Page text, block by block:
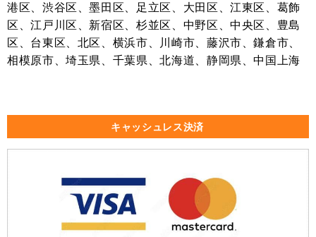
港区、渋谷区、墨田区、足立区、大田区、江東区、葛飾
区、江戸川区、新宿区、杉並区、中野区、中央区、豊島
区、台東区、北区、横浜市、川崎市、藤沢市、鎌倉市、
相模原市、埼玉県、千葉県、北海道、静岡県、中国上海
キャッシュレス決済